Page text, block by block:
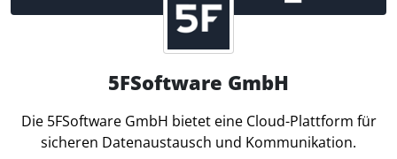
5FSoftware GmbH
Die 5FSoftware GmbH bietet eine Cloud-Plattform für
sicheren Datenaustausch und Kommunikation.